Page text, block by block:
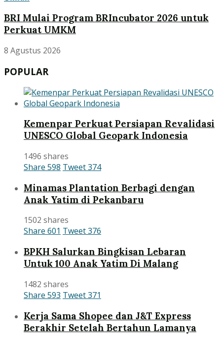
BRI Mulai Program BRIncubator 2026 untuk
Perkuat UMKM
8 Agustus 2026
POPULAR
Kemenpar Perkuat Persiapan Revalidasi
UNESCO Global Geopark Indonesia
1496 shares
Share 598 Tweet374
Minamas Plantation Berbagi dengan
Anak Yatim di Pekanbaru
1502 shares
Share 601 Tweet376
BPKH Salurkan Bingkisan Lebaran
Untuk 100 Anak Yatim Di Malang
1482 shares
Share 593 Tweet371
Kerja Sama Shopee dan J&T Express
Berakhir Setelah Bertahun Lamanya